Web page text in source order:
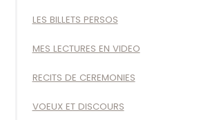
LES BILLETS PERSOS
MES LECTURES EN VIDEO
RECITS DE CEREMONIES
VOEUX ET DISCOURS